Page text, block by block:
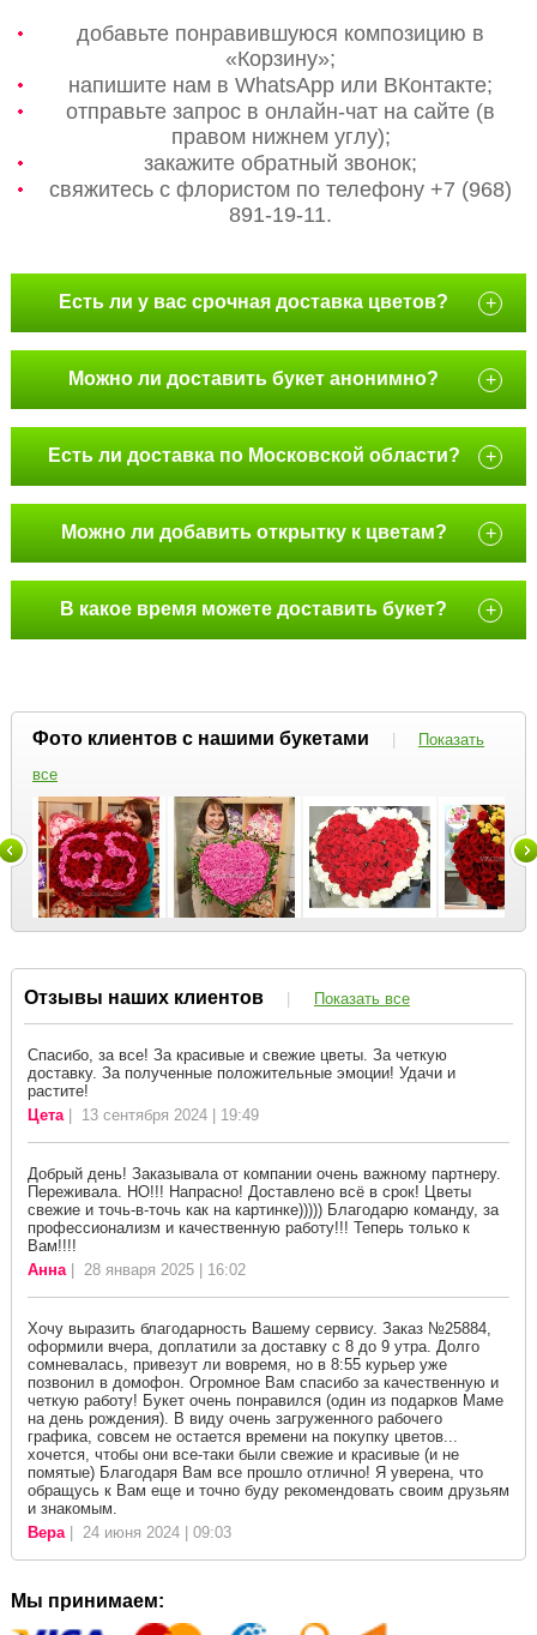
добавьте понравившуюся композицию в
«Корзину»;
напишите нам в WhatsApp или ВКонтакте;
отправьте запрос в онлайн-чат на сайте (в
правом нижнем углу);
закажите обратный звонок;
свяжитесь с флористом по телефону +7 (968)
891-19-11.
Есть ли у вас срочная доставка цветов? +
Можно ли доставить букет анонимно? +
Есть ли доставка по Московской области? +
Можно ли добавить открытку к цветам? +
В какое время можете доставить букет? +
Фото клиентов с нашими букетами |
Показать
все
Отзывы наших клиентов | Показать все
Спасибо, за все! За красивые и свежие цветы. За четкую
доставку. За полученные положительные эмоции! Удачи и
растите!
Цета| 13 сентября 2024 | 19:49
Добрый день! Заказывала от компании очень важному партнеру.
Переживала. НО!!! Напрасно! Доставлено всё в срок! Цветы
свежие и точь-в-точь как на картинке))))) Благодарю команду, за
профессионализм и качественную работу!!! Теперь только к
Вам!!!!
Анна| 28 января 2025 | 16:02
Хочу выразить благодарность Вашему сервису. Заказ №25884,
оформили вчера, доплатили за доставку с 8 до 9 утра. Долго
сомневалась, привезут ли вовремя, но в 8:55 курьер уже
позвонил в домофон. Огромное Вам спасибо за качественную и
четкую работу! Букет очень понравился (один из подарков Маме
на день рождения). В виду очень загруженного рабочего
графика, совсем не остается времени на покупку цветов...
хочется, чтобы они все-таки были свежие и красивые (и не
помятые) Благодаря Вам все прошло отлично! Я уверена, что
обращусь к Вам еще и точно буду рекомендовать своим друзьям
и знакомым.
Вера| 24 июня 2024 | 09:03
Мы принимаем: